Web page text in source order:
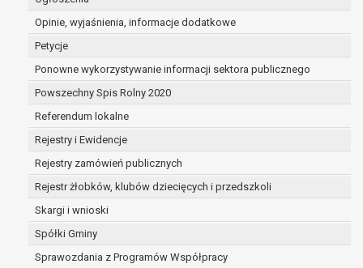
Opinie, wyjaśnienia, informacje dodatkowe
Petycje
Ponowne wykorzystywanie informacji sektora publicznego
Powszechny Spis Rolny 2020
Referendum lokalne
Rejestry i Ewidencje
Rejestry zamówień publicznych
Rejestr żłobków, klubów dziecięcych i przedszkoli
Skargi i wnioski
Spółki Gminy
Sprawozdania z Programów Współpracy
dane są nieprawidłowe lub
niekompletne;
osobowych (tzw. prawo do bycia
zapomnianym) na podstawie art. 17 RODO,
w przypadku gdy:
dane nie są już niezbędne do celów,
sposób przetwarzane,
osoba, której dane dotyczą, wniosła
sprzeciw wobec przetwarzania
osoba, której dane dotyczą wycofała
osobowych, która jest podstawą